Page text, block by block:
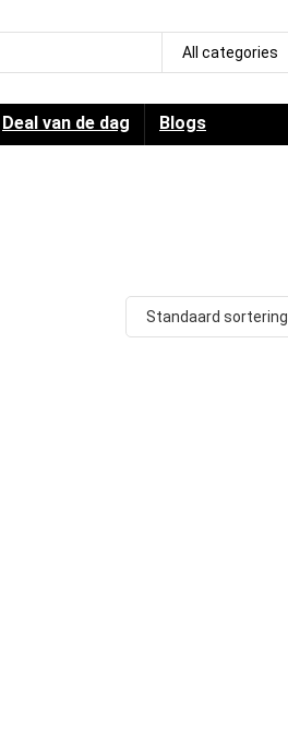
All categories
Deal van de dag Blogs
Standaard sortering